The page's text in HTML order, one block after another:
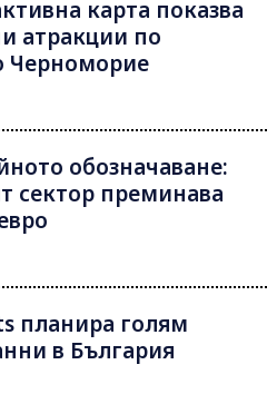
карта показва
атракции по
Черноморие
обозначаване:
сектор преминава
планира голям
в България